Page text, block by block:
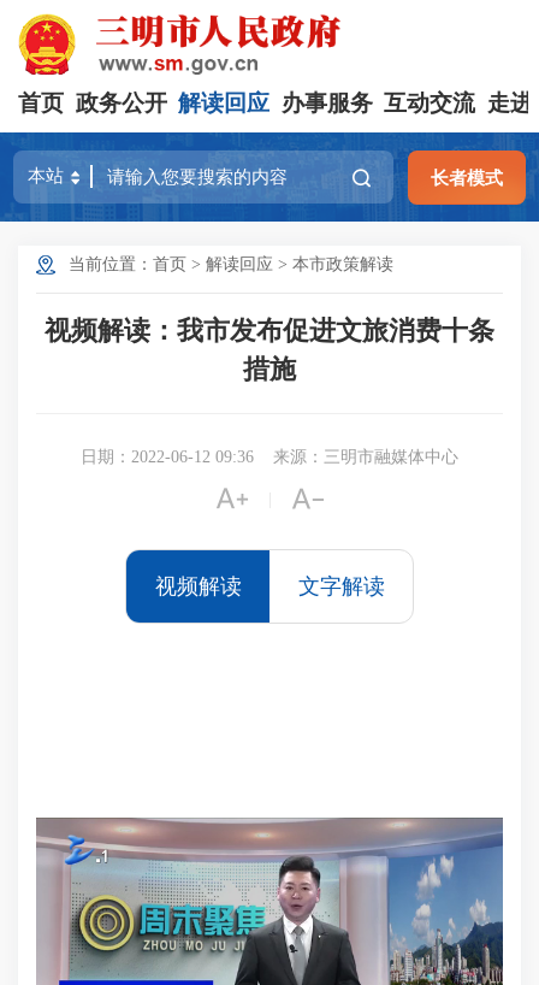
首页 政务公开 解读回应 办事服务 互动交流 走进
长者模式
当前位置： 首页 > 解读回应 > 本市政策解读
视频解读：我市发布促进文旅消费十条
措施
日期：2022-06-12 09:36 来源：三明市融媒体中心
 
视频解读 文字解读